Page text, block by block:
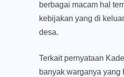
berbagai macam hal
kebijakan yang di
desa.
Terkait pernyataan
banyak warganya yang